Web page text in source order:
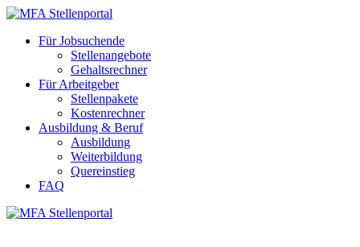
Für Jobsuchende
Stellenangebote
Gehaltsrechner
Für Arbeitgeber
Stellenpakete
Kostenrechner
Ausbildung & Beruf
Ausbildung
Weiterbildung
Quereinstieg
FAQ